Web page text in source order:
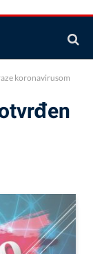
koronavirusom